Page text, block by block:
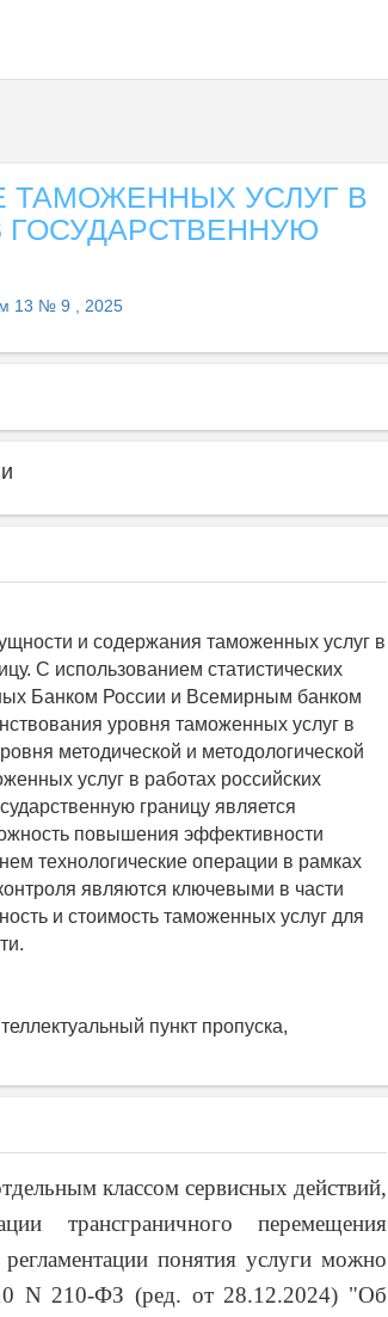
УСЛУГ В
ГОСУДАРСТВЕННУЮ
13 № 9 , 2025
и содержания таможенных услуг в
С использованием статистических
Банком России и Всемирным банком
уровня таможенных услуг в
методической и методологической
услуг в работах российских
границу является
повышения эффективности
технологические операции в рамках
являются ключевыми в части
и стоимость таможенных услуг для
пункт пропуска,
классом сервисных действий,
трансграничного перемещения
понятия услуги можно
N 210-ФЗ (ред. от 28.12.2024) "Об